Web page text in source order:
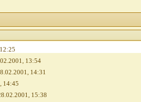
12:25
13:54
14:31
14:45
15:38